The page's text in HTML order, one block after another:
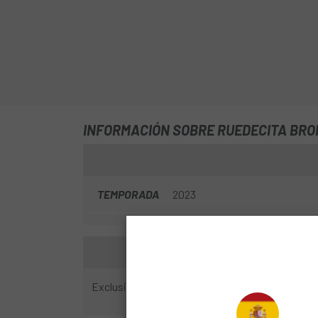
INFORMACIÓN SOBRE RUEDECITA
TEMPORADA 2023
Exclusivo para la versión sin portabultos.